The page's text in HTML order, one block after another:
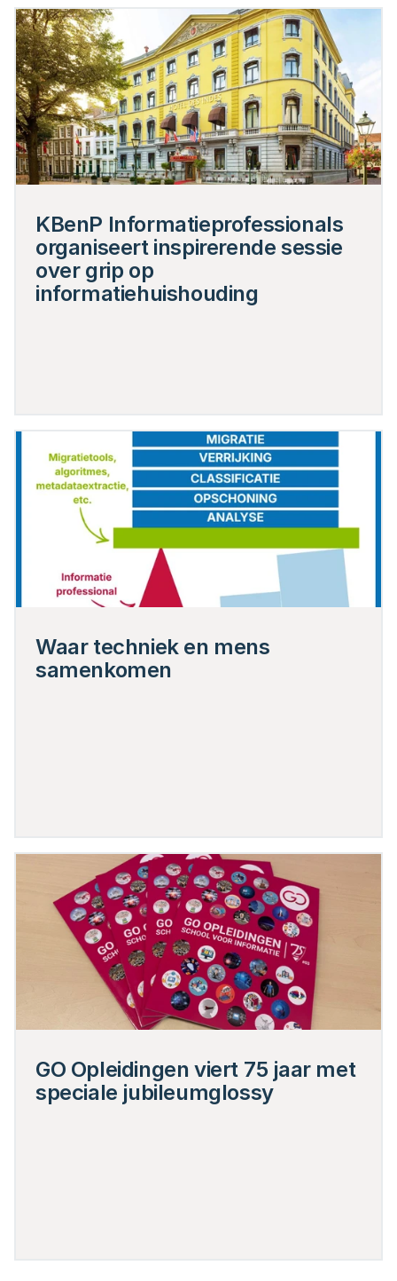
KBenP Informatieprofessionals
organiseert inspirerende sessie
over grip op
informatiehuishouding
Waar techniek en mens
samenkomen
GO Opleidingen viert 75 jaar met
speciale jubileumglossy